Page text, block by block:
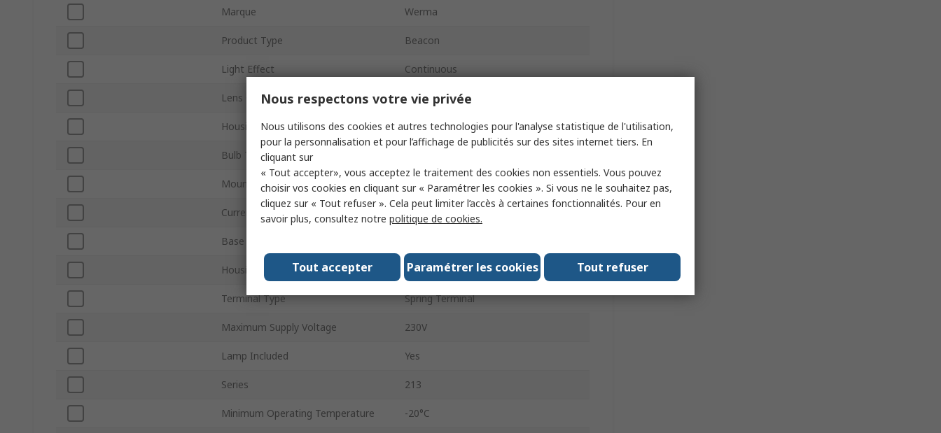
Marque Werma
Product Type Beacon
Light Effect Continuous
Lens Colour Green
Housing Material Polyamide Fibreglass, Polycarbonate
Bulb Type
Mount Type Wall
Current Type AC/DC
Base Diameter
Housing Colour Black
Terminal Type Spring Terminal
Maximum Supply Voltage 230V
Lamp Included Yes
Series 213
Minimum Operating Temperature -20°C
Nous respectons votre vie privée
Nous utilisons des cookies et autres technologies pour l'analyse statistique de l'utilisation,
pour la personnalisation et pour l’affichage de publicités sur des sites internet tiers. En
cliquant sur
« Tout accepter», vous acceptez le traitement des cookies non essentiels. Vous pouvez
choisir vos cookies en cliquant sur « Paramétrer les cookies ». Si vous ne le souhaitez pas,
cliquez sur « Tout refuser ». Cela peut limiter l’accès à certaines fonctionnalités. Pour en
savoir plus, consultez notre politique de cookies.
Tout accepter Paramétrer les cookies Tout refuser